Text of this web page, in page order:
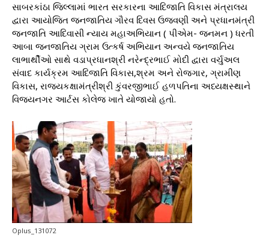
સાબરકાંઠા જિલ્લામાં ભારત સરકારના આદિજાતિ વિકાસ મંત્રાલય
દ્વારા આયોજિત જનજાતિય ગૌરવ દિવસ ઉજવણી અને પ્રધાનમંત્રી
જનજાતિ આદિવાસી ન્યાય મહાઅભિયાન ( પીએમ- જનમન ) ધરતી
આબા જનજાતિય ગ્રામ ઉત્કર્ષ અભિયાન અન્વયે જનજાતિય
લાભાર્થીઓ સાથે વડાપ્રધાનશ્રી નરેન્દ્રભાઈ મોદી દ્વારા વર્ચુઅલ
સંવાદ કાર્યક્રમ આદિજાતિ વિકાસ,શ્રમ અને રોજગાર, ગ્રામીણ
વિકાસ, રાજ્યકક્ષામંત્રીશ્રી કુંવરજીભાઈ હળપતિના અધ્યક્ષસ્થાને
વિજયનગર આર્ટસ કોલેજ ખાતે યોજાયો હતો.
Oplus_131072